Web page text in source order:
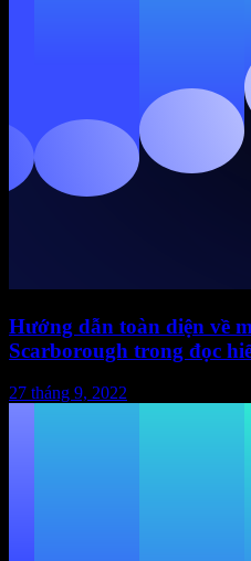
Hướng dẫn toàn diện về
Scarborough trong đọc
27 tháng 9, 2022